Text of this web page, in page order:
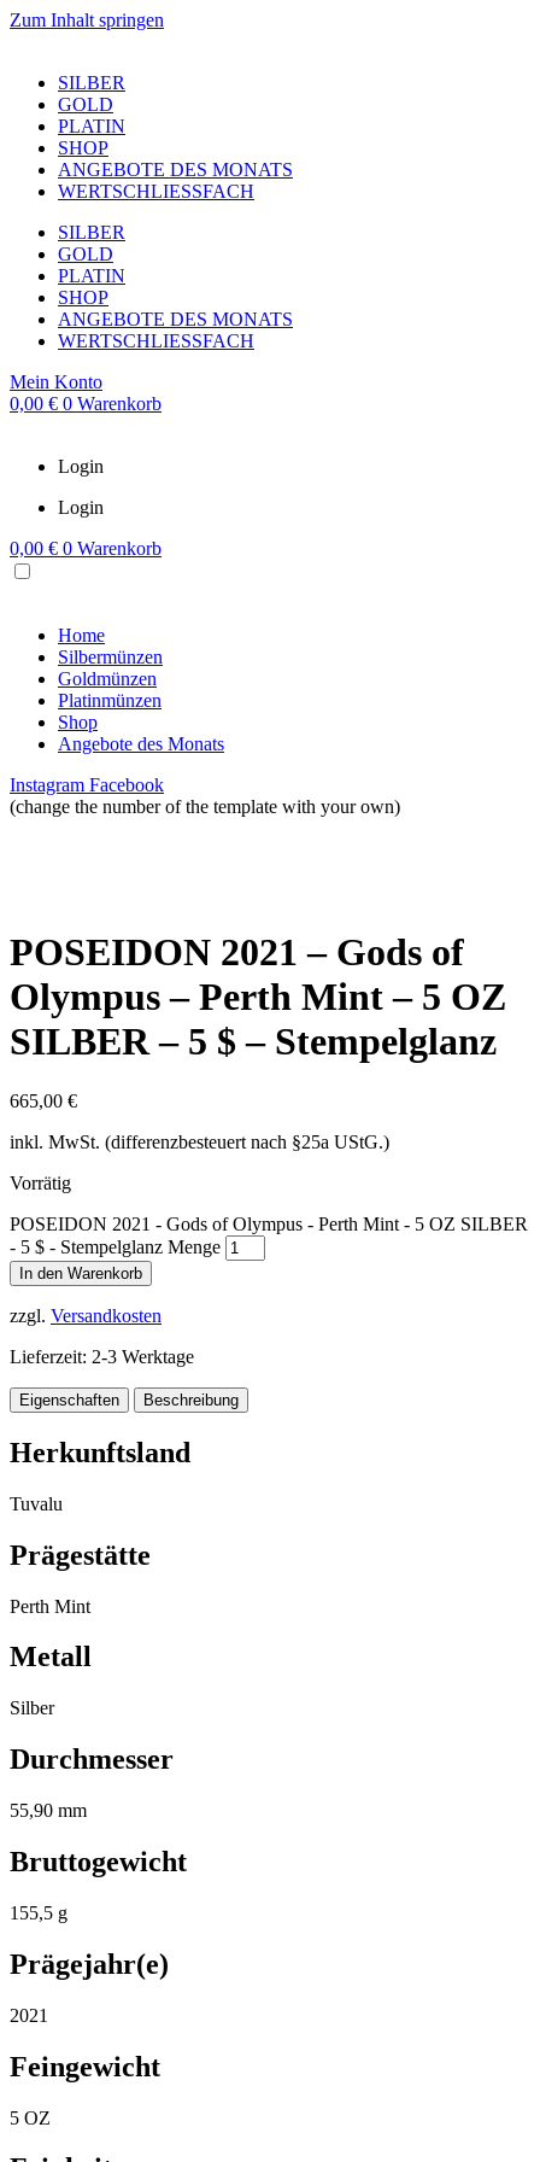
Zum Inhalt springen
SILBER
GOLD
PLATIN
SHOP
ANGEBOTE DES MONATS
WERTSCHLIESSFACH
SILBER
GOLD
PLATIN
SHOP
ANGEBOTE DES MONATS
WERTSCHLIESSFACH
Mein Konto
0,00 € 0 Warenkorb
Login
Login
0,00 € 0 Warenkorb
Home
Silbermünzen
Goldmünzen
Platinmünzen
Shop
Angebote des Monats
Instagram Facebook
(change the number of the template with your own)
POSEIDON 2021 – Gods of
Olympus – Perth Mint – 5 OZ
SILBER – 5 $ – Stempelglanz
665,00 €
inkl. MwSt. (differenzbesteuert nach §25a UStG.)
Vorrätig
POSEIDON 2021 - Gods of Olympus - Perth Mint - 5 OZ SILBER
- 5 $ - Stempelglanz Menge
In den Warenkorb
zzgl. Versandkosten
Lieferzeit: 2-3 Werktage
Eigenschaften Beschreibung
Herkunftsland
Tuvalu
Prägestätte
Perth Mint
Metall
Silber
Durchmesser
55,90 mm
Bruttogewicht
155,5 g
Prägejahr(e)
2021
Feingewicht
5 OZ